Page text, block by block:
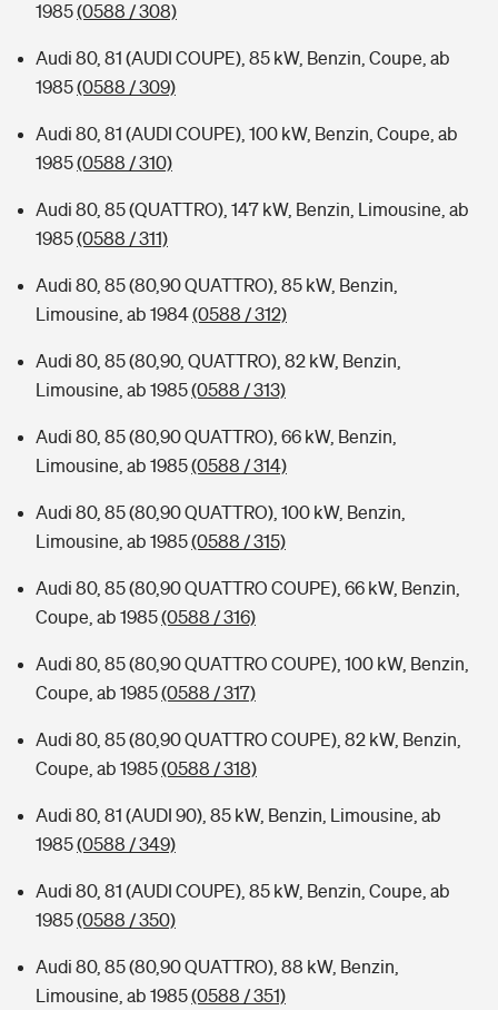
1985(0588 / 308)
Audi 80, 81 (AUDI COUPE), 85 kW, Benzin, Coupe, ab
1985(0588 / 309)
Audi 80, 81 (AUDI COUPE), 100 kW, Benzin, Coupe, ab
1985(0588 / 310)
Audi 80, 85 (QUATTRO), 147 kW, Benzin, Limousine, ab
1985(0588 / 311)
Audi 80, 85 (80,90 QUATTRO), 85 kW, Benzin,
Limousine, ab 1984(0588 / 312)
Audi 80, 85 (80,90, QUATTRO), 82 kW, Benzin,
Limousine, ab 1985(0588 / 313)
Audi 80, 85 (80,90 QUATTRO), 66 kW, Benzin,
Limousine, ab 1985(0588 / 314)
Audi 80, 85 (80,90 QUATTRO), 100 kW, Benzin,
Limousine, ab 1985(0588 / 315)
Audi 80, 85 (80,90 QUATTRO COUPE), 66 kW, Benzin,
Coupe, ab 1985(0588 / 316)
Audi 80, 85 (80,90 QUATTRO COUPE), 100 kW, Benzin,
Coupe, ab 1985(0588 / 317)
Audi 80, 85 (80,90 QUATTRO COUPE), 82 kW, Benzin,
Coupe, ab 1985(0588 / 318)
Audi 80, 81 (AUDI 90), 85 kW, Benzin, Limousine, ab
1985(0588 / 349)
Audi 80, 81 (AUDI COUPE), 85 kW, Benzin, Coupe, ab
1985(0588 / 350)
Audi 80, 85 (80,90 QUATTRO), 88 kW, Benzin,
Limousine, ab 1985(0588 / 351)